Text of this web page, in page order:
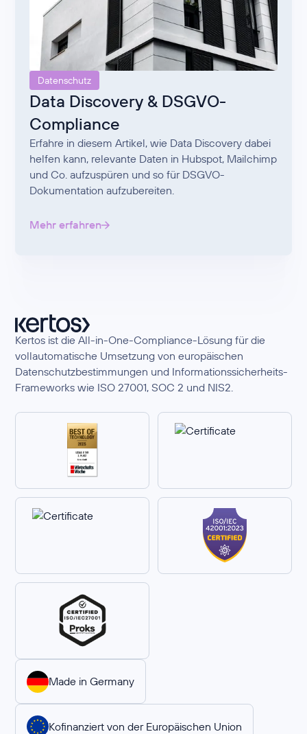
Datenschutz
Data Discovery & DSGVO-
Compliance
Erfahre in diesem Artikel, wie Data Discovery dabei
helfen kann, relevante Daten in Hubspot, Mailchimp
und Co. aufzuspüren und so für DSGVO-
Dokumentation aufzubereiten.
Mehr erfahren
Kertos ist die All-in-One-Compliance-Lösung für die
vollautomatische Umsetzung von europäischen
Datenschutzbestimmungen und Informationssicherheits-
Frameworks wie ISO 27001, SOC 2 und NIS2.
Made in Germany
Kofinanziert von der Europäischen Union